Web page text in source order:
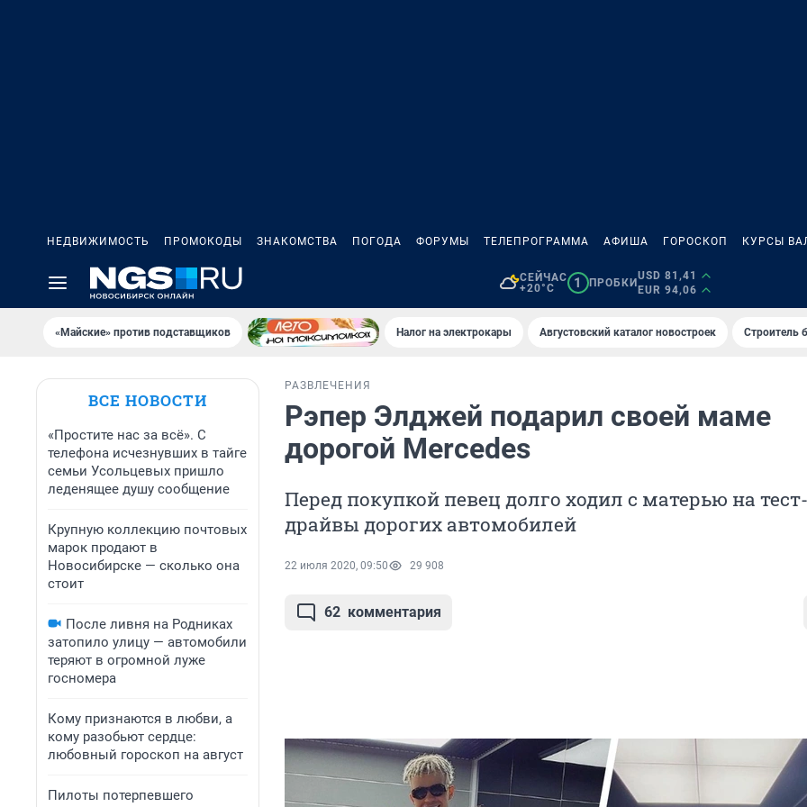
НЕДВИЖИМОСТЬ ПРОМОКОДЫ ЗНАКОМСТВА ПОГОДА ФОРУМЫ ТЕЛЕПРОГРАММА АФИША ГОРОСКОП КУРСЫ
СЕЙЧАС
+20°C
1 ПРОБКИ
USD 81,41
EUR 94,06
«Майские» против подставщиков Налог на электрокары Августовский каталог новостроек Строитель
ВСЕ НОВОСТИ
«Простите нас за всё». С
телефона исчезнувших в тайге
семьи Усольцевых пришло
леденящее душу сообщение
Крупную коллекцию почтовых
марок продают в
Новосибирске — сколько она
стоит
После ливня на Родниках
затопило улицу — автомобили
теряют в огромной луже
госномера
Кому признаются в любви, а
кому разобьют сердце:
любовный гороскоп на август
Пилоты потерпевшего
РАЗВЛЕЧЕНИЯ
Рэпер Элджей подарил своей маме
дорогой Mercedes
Перед покупкой певец долго ходил с матерью на тест-
драйвы дорогих автомобилей
22 июля 2020, 09:50 29 908
62 комментария